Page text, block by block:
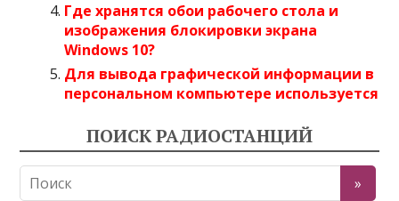
Где хранятся обои рабочего стола и
изображения блокировки экрана
Windows 10?
Для вывода графической информации в
персональном компьютере используется
ПОИСК РАДИОСТАНЦИЙ